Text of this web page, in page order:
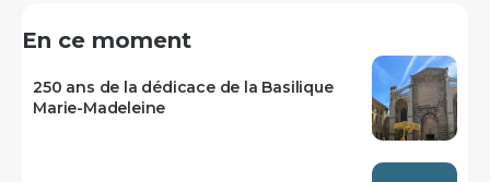
En ce moment
250 ans de la dédicace de la Basilique
Marie-Madeleine